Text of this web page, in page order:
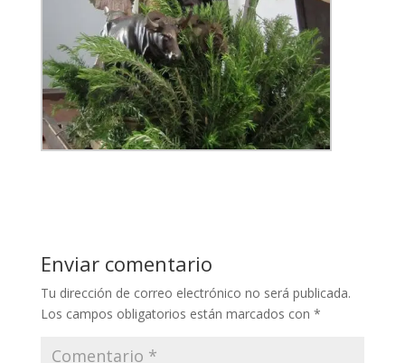
Enviar comentario
Tu dirección de correo electrónico no será publicada.
Los campos obligatorios están marcados con *